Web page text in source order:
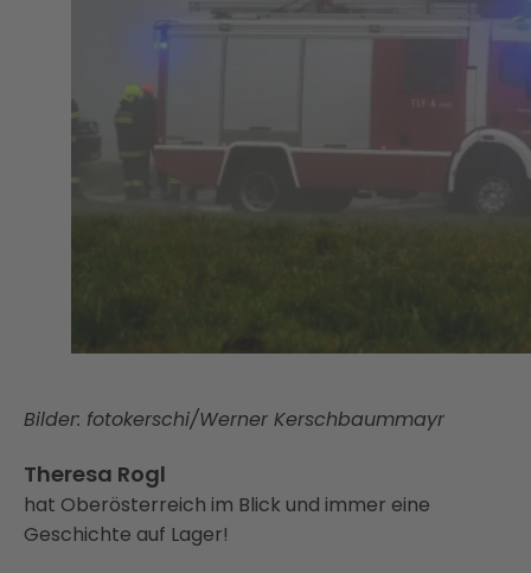
Bilder: fotokerschi/Werner Kerschbaummayr
Theresa Rogl
hat Oberösterreich im Blick und immer eine
Geschichte auf Lager!